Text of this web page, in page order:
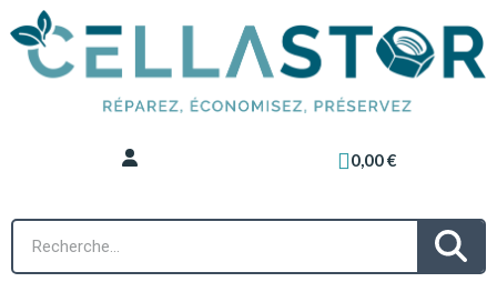
0,00 €